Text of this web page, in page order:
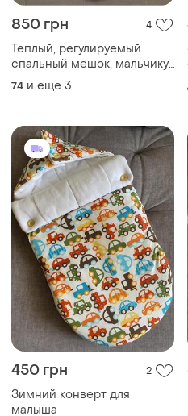
850 грн 4
Теплый, регулируемый
спальный мешок, мальчику,
babycalin. 6-36 мес
74 и еще 3
450 грн 2
Зимний конверт для
малыша